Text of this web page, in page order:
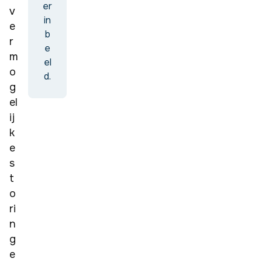
v
e
r
m
o
g
el
ij
k
e
s
t
o
ri
n
g
e
er
in
b
e
el
d.